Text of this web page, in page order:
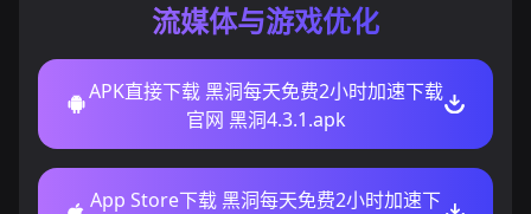
流媒体与游戏优化
APK直接下载 黑洞每天免费2小时加速下载
官网 黑洞4.3.1.apk
App Store下载 黑洞每天免费2小时加速下